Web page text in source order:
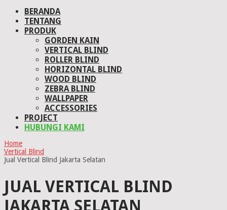
BERANDA
TENTANG
PRODUK
GORDEN KAIN
VERTICAL BLIND
ROLLER BLIND
HORIZONTAL BLIND
WOOD BLIND
ZEBRA BLIND
WALLPAPER
ACCESSORIES
PROJECT
HUBUNGI KAMI
Home
Vertical Blind
Jual Vertical Blind Jakarta Selatan
JUAL VERTICAL BLIND
JAKARTA SELATAN